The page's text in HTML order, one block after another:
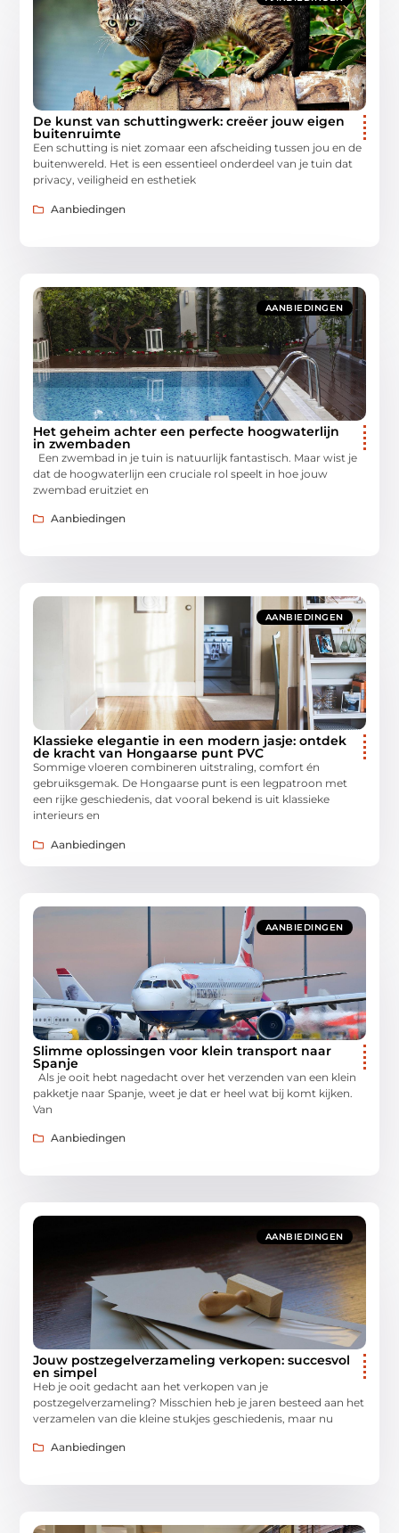
De kunst van schuttingwerk: creëer jouw eigen
buitenruimte
Een schutting is niet zomaar een afscheiding tussen jou en de
buitenwereld. Het is een essentieel onderdeel van je tuin dat
privacy, veiligheid en esthetiek
Aanbiedingen
AANBIEDINGEN
Het geheim achter een perfecte hoogwaterlijn
in zwembaden
Een zwembad in je tuin is natuurlijk fantastisch. Maar wist je
dat de hoogwaterlijn een cruciale rol speelt in hoe jouw
zwembad eruitziet en
Aanbiedingen
AANBIEDINGEN
Klassieke elegantie in een modern jasje: ontdek
de kracht van Hongaarse punt PVC
Sommige vloeren combineren uitstraling, comfort én
gebruiksgemak. De Hongaarse punt is een legpatroon met
een rijke geschiedenis, dat vooral bekend is uit klassieke
interieurs en
Aanbiedingen
AANBIEDINGEN
Slimme oplossingen voor klein transport naar
Spanje
Als je ooit hebt nagedacht over het verzenden van een klein
pakketje naar Spanje, weet je dat er heel wat bij komt kijken.
Van
Aanbiedingen
AANBIEDINGEN
Jouw postzegelverzameling verkopen: succesvol
en simpel
Heb je ooit gedacht aan het verkopen van je
postzegelverzameling? Misschien heb je jaren besteed aan het
verzamelen van die kleine stukjes geschiedenis, maar nu
Aanbiedingen